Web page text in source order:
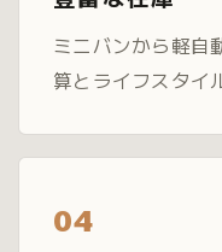
ミニバンから軽自
算とライフスタイ
04